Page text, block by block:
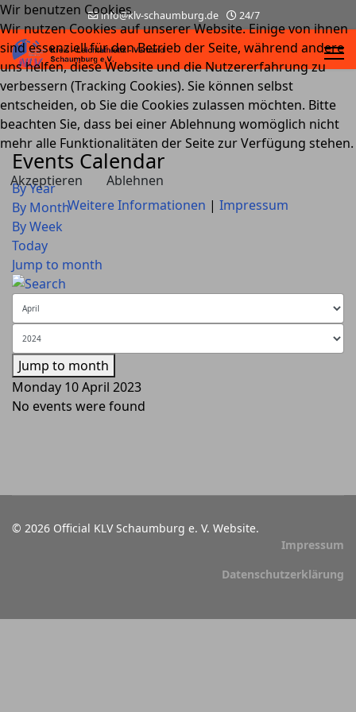
info@klv-schaumburg.de 24/7
Events Calendar
By Year
By Month
By Week
Today
Jump to month
Jump to month
Monday 10 April 2023
No events were found
© 2026 Official KLV Schaumburg e. V. Website.
Impressum
Datenschutzerklärung
Wir benutzen Cookies
Wir nutzen Cookies auf unserer Website. Einige von ihnen
sind essenziell für den Betrieb der Seite, während andere
uns helfen, diese Website und die Nutzererfahrung zu
verbessern (Tracking Cookies). Sie können selbst
entscheiden, ob Sie die Cookies zulassen möchten. Bitte
beachten Sie, dass bei einer Ablehnung womöglich nicht
mehr alle Funktionalitäten der Seite zur Verfügung stehen.
Akzeptieren
Ablehnen
Weitere Informationen | Impressum